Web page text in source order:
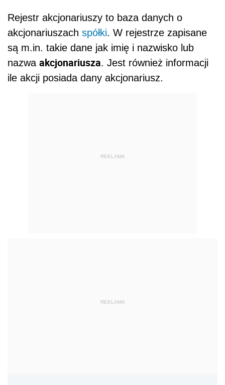
Rejestr akcjonariuszy to baza danych o
akcjonariuszach spółki. W rejestrze zapisane
są m.in. takie dane jak imię i nazwisko lub
nazwa akcjonariusza. Jest również informacji
ile akcji posiada dany akcjonariusz.
REKLAMA
REKLAMA